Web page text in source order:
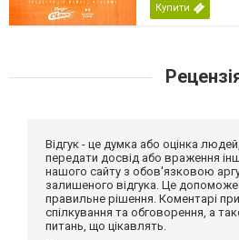
Купити
Відгук - це думка або оцінка
передати досвід або враження
нашого сайту з обов'язковою
залишеного відгука. Це
правильне рішення. Коментарі
спілкування та обговорення, а
питань, що цікавлять.